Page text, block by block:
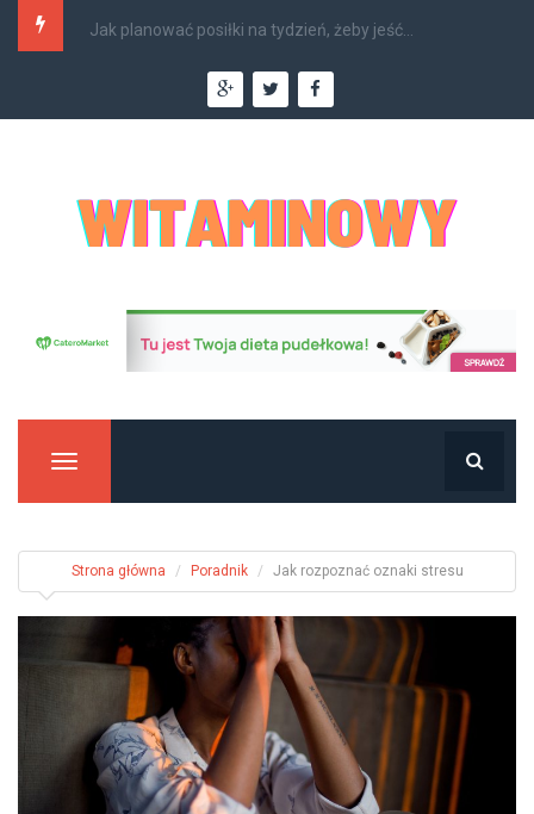
Jakie nowości w cateringu dietetycznym czekają...
Manu
Strona główna Poradnik Jak rozpoznać oznaki stresu